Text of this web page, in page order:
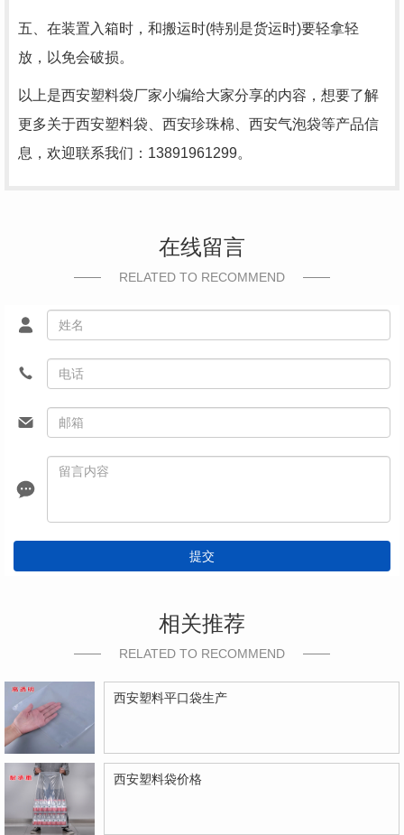
五、在装置入箱时，和搬运时(特别是货运时)要轻拿轻
放，以免会破损。
以上是西安塑料袋厂家小编给大家分享的内容，想要了解
更多关于西安塑料袋、西安珍珠棉、西安气泡袋等产品信
息，欢迎联系我们：13891961299。
在线留言
RELATED TO RECOMMEND
提交
相关推荐
RELATED TO RECOMMEND
西安塑料平口袋生产
西安塑料袋价格